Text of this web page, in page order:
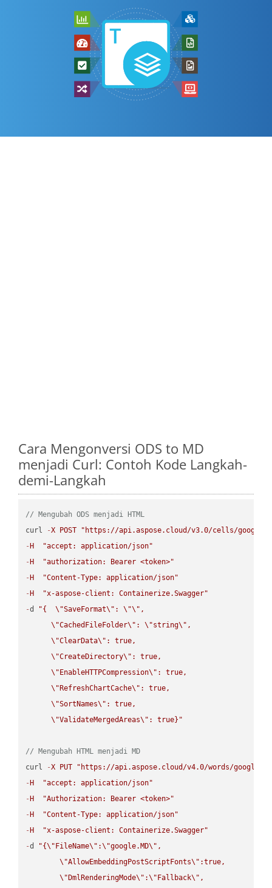
Cara Mengonversi ODS to MD
menjadi Curl: Contoh Kode Langkah-
demi-Langkah
// Mengubah ODS menjadi HTML
curl
-X POST
"https://api.aspose.cloud/v3.0/cells/
- H
"accept: application/json"
- H
"authorization: Bearer <token>"
- H
"Content-Type: application/json"
- H
"x-aspose-client: Containerize.Swagger"
-d "{ \"SaveFormat\" : \"\" ,
\"CachedFileFolder\" : \"string\" ,
\"ClearData\" : true,
\"CreateDirectory\" : true,
\" EnableHTTPCompression\" : true,
\" RefreshChartCache\" : true,
\"SortNames\" : true,
\"ValidateMergedAreas\" : true}"
// Mengubah HTML menjadi MD
curl
-X PUT
"https://api.aspose.cloud/v4.0/words/
- H
"accept: application/json"
- H
"Authorization: Bearer <token>"
- H
"Content-Type: application/json"
- H
"x-aspose-client: Containerize.Swagger"
-d "{\" FileName\" :\"google.MD\" ,
\"AllowEmbeddingPostScriptFonts\" :true,
\" DmlRenderingMode\" :\" Fallback\" ,